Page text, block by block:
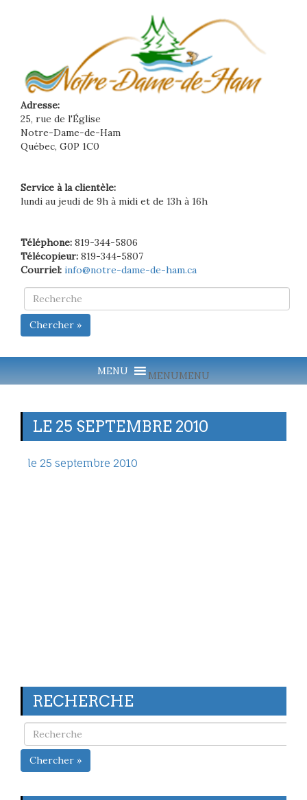
Adresse:
25, rue de l'Église
Notre-Dame-de-Ham
Québec, G0P 1C0
Service à la clientèle:
lundi au jeudi de 9h à midi et de 13h à 16h
Téléphone: 819-344-5806
Télécopieur: 819-344-5807
Courriel: info@notre-dame-de-ham.ca
Chercher »
MENUMENU
LE 25 SEPTEMBRE 2010
le 25 septembre 2010
RECHERCHE
Chercher »